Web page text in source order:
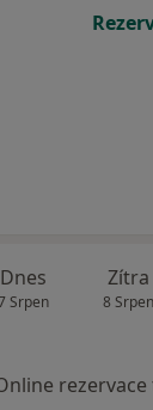
Dnes
Srpen
Zítra
8 Srpen